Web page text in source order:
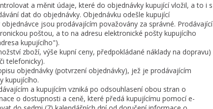
a měnit údaje, které do objednávky kupující vložil, a to i s
dat do objednávky. Objednávku odešle kupující
jsou prodávajícím považovány za správné. Prodávající
poštou, a to na adresu elektronické pošty kupujícího
kupujícího").
zboží, výše kupní ceny, předpokládané náklady na dopravu)
telefonicky).
objednávky (potvrzení objednávky), jež je prodávajícím
kupujícího.
a kupujícím vzniká po odsouhlasení obou stran o
o dostupnosti a ceně, které předá kupujícímu pomocí e-